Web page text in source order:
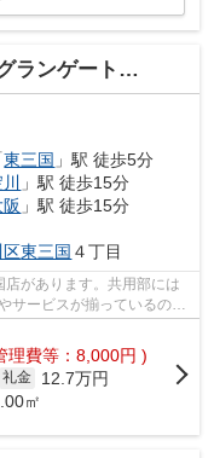
ゲートノース
東三国 」駅 徒歩5分
」駅 徒歩15分
」駅 徒歩15分
区東三国 ４丁目
があります。共用部には
サービスが揃っているので
理費等：8,000円 )
礼金
12.7万円
㎡